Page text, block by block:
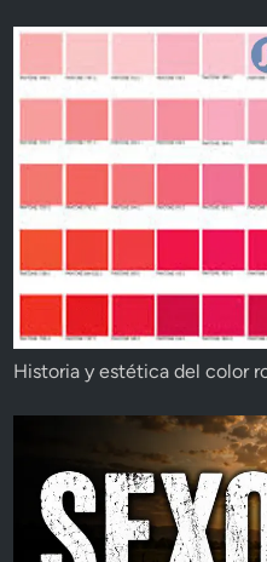
Historia y estética del color